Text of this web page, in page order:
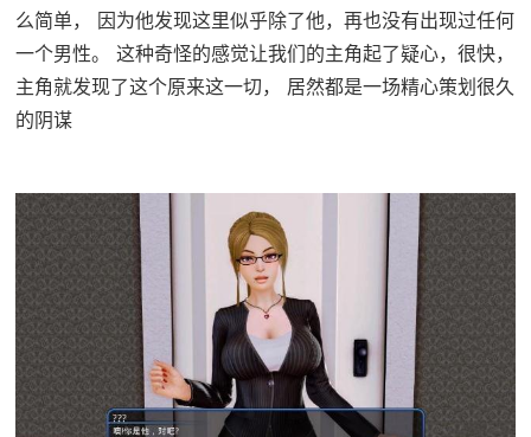
么简单， 因为他发现这里似乎除了他，再也没有出现过任何
一个男性。 这种奇怪的感觉让我们的主角起了疑心，很快，
主角就发现了这个原来这一切， 居然都是一场精心策划很久
的阴谋